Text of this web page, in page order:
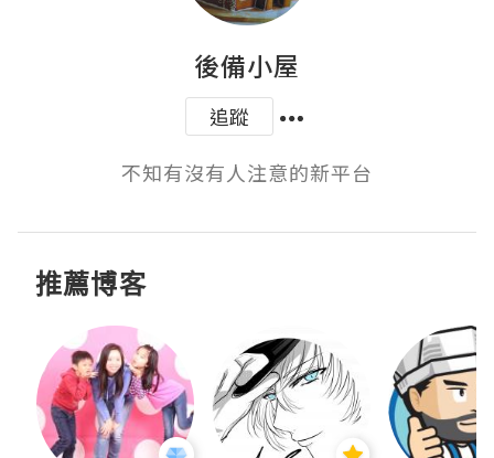
後備小屋
追蹤
不知有沒有人注意的新平台
推薦博客